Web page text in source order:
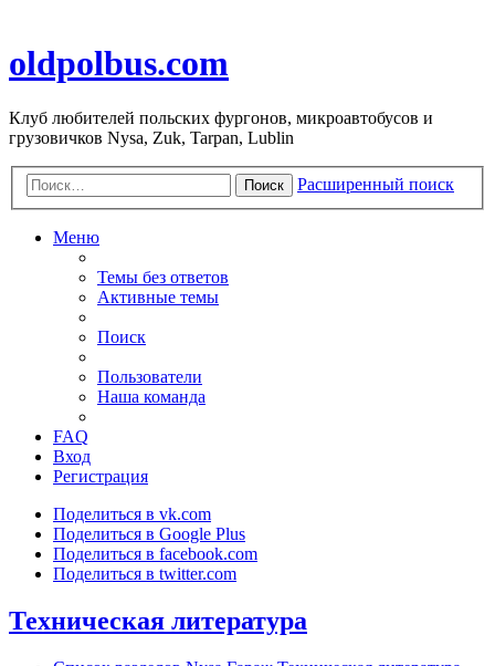
oldpolbus.com
Клуб любителей польских фургонов, микроавтобусов и
грузовичков Nysa, Zuk, Tarpan, Lublin
Поиск Расширенный поиск
Меню
Темы без ответов
Активные темы
Поиск
Пользователи
Наша команда
FAQ
Вход
Регистрация
Поделиться в vk.com
Поделиться в Google Plus
Поделиться в facebook.com
Поделиться в twitter.com
Техническая литература